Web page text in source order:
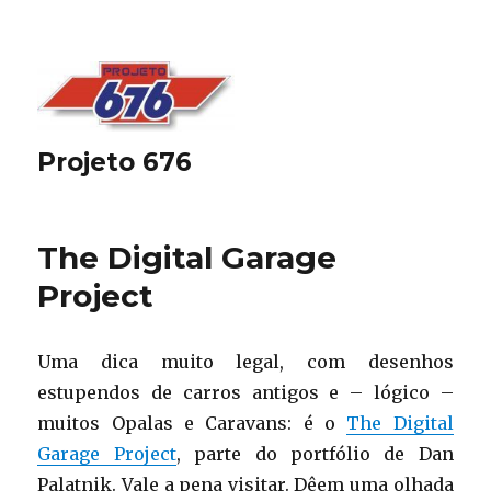
Projeto 676
The Digital Garage
Project
Uma dica muito legal, com desenhos
estupendos de carros antigos e – lógico –
muitos Opalas e Caravans: é o The Digital
Garage Project, parte do portfólio de Dan
Palatnik. Vale a pena visitar. Dêem uma olhada